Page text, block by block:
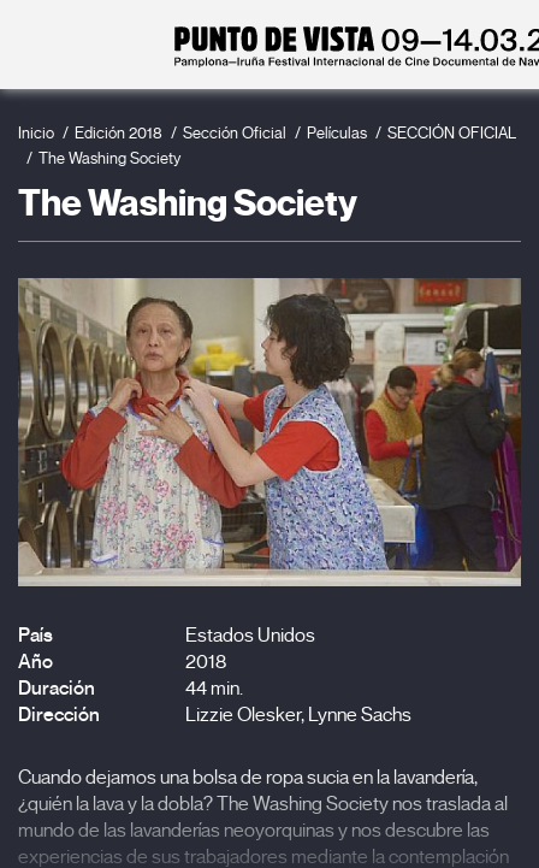
Inicio Edición 2018 Sección Oficial Películas
SECCIÓN OFICIAL
The Washing Society
The Washing Society
País
Estados Unidos
Año
2018
Duración
44 min.
Dirección
Lizzie Olesker, Lynne Sachs
Cuando dejamos una bolsa de ropa sucia en la lavandería,
¿quién la lava y la dobla? The Washing Society nos traslada al
mundo de las lavanderías neoyorquinas y nos descubre las
experiencias de sus trabajadores mediante la contemplación